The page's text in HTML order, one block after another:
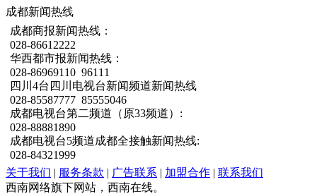
成都新闻热线
成都商报新闻热线：
028-86612222
华西都市报新闻热线：
028-86969110 96111
四川4台四川电视台新闻频道新闻热线
028-85587777 85555046
成都电视台第二频道（原33频道）:
028-88881890
成都电视台5频道成都全接触新闻热线:
028-84321999
关于我们 | 服务条款 | 广告联系 | 加盟合作 | 联系我们
西南网络旗下网站，西南在线。